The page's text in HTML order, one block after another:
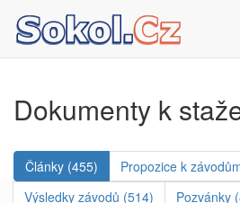
Dokumenty k
Články (455)
Propozice k
Výsledky závodů (514)
Pozvánky